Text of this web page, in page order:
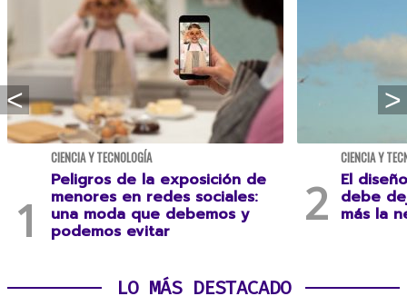
CIENCIA Y TECNOLOGÍA
Peligros de la exposición de
menores en redes sociales:
una moda que debemos y
podemos evitar
CIENCIA Y
El
debe
más la
LO MÁS DESTACADO